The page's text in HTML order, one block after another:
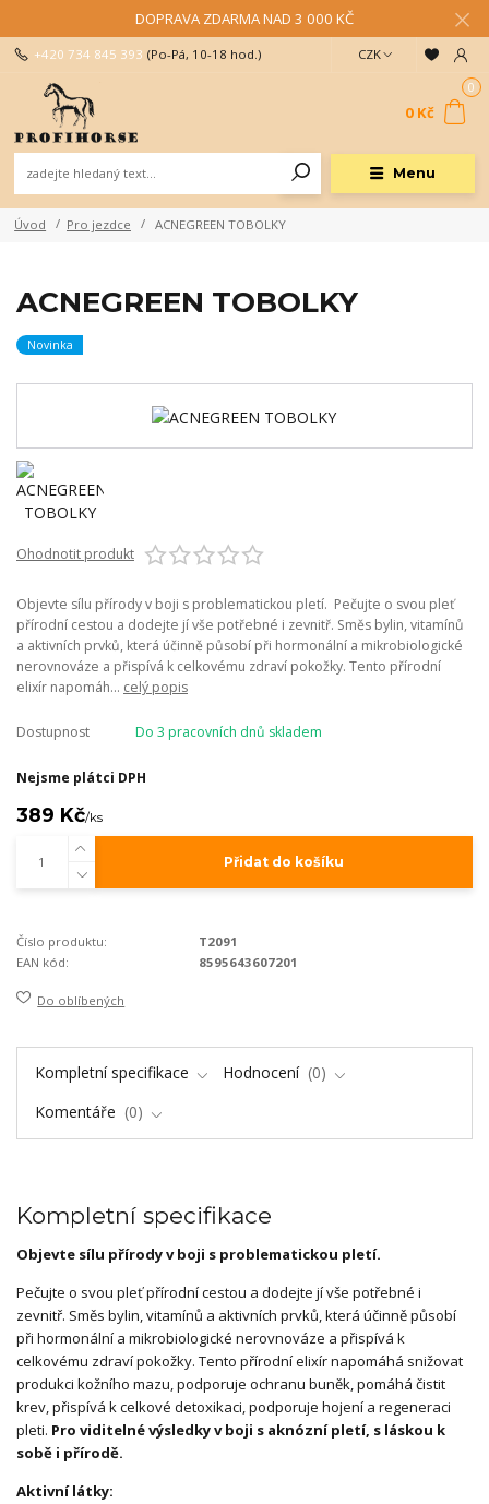
DOPRAVA ZDARMA NAD 3 000 KČ
Menu
CZK
+420 734 845 393 (Po-Pá, 10-18 hod.)
0
0 Kč
Úvod Pro jezdce ACNEGREEN TOBOLKY
ACNEGREEN TOBOLKY
Novinka
Ohodnotit produkt
Objevte sílu přírody v boji s problematickou pletí.​ Pečujte o svou pleť
přírodní cestou a dodejte jí vše potřebné i zevnitř. Směs bylin, vitamínů
a aktivních prvků, která účinně působí při hormonální a mikrobiologické
nerovnováze a přispívá k celkovému zdraví pokožky. Tento přírodní
elixír napomáh... celý popis
Dostupnost Do 3 pracovních dnů skladem
Nejsme plátci DPH
389 Kč/ks
Přidat do košíku
Číslo produktu:
T2091
EAN kód:
8595643607201
Do oblíbených
Kompletní specifikace Hodnocení
0
Komentáře
0
Kompletní specifikace
Objevte sílu přírody v boji s problematickou pletí.​
Pečujte o svou pleť přírodní cestou a dodejte jí vše potřebné i
zevnitř. Směs bylin, vitamínů a aktivních prvků, která účinně působí
při hormonální a mikrobiologické nerovnováze a přispívá k
celkovému zdraví pokožky. Tento přírodní elixír napomáhá snižovat
produkci kožního mazu, podporuje ochranu buněk, pomáhá čistit
krev, přispívá k celkové detoxikaci, podporuje hojení a regeneraci
pleti. Pro viditelné výsledky v boji s aknózní pletí, s láskou k
sobě i přírodě.
Aktivní látky: